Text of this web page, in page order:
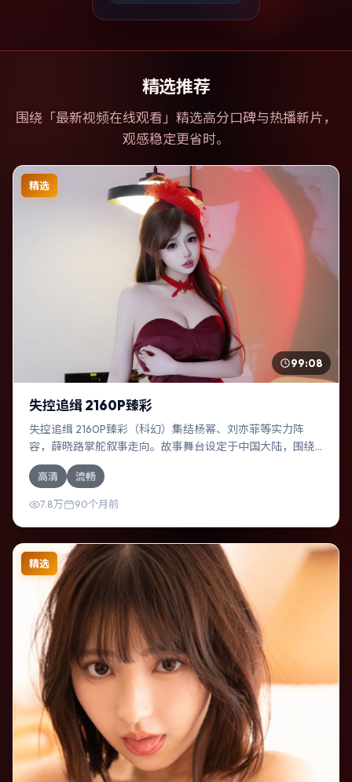
精选推荐
围绕「最新视频在线观看 」精选高分口碑与热播新片，
观感稳定更省时。
精选
99:08
失控追缉 2160P臻彩
失控追缉 2160P臻彩（科幻）集结杨幂、刘亦菲等实力阵
容，薛晓路掌舵叙事走向。故事舞台设定于中国大陆，围绕
一次意外选择展开连锁反应；配乐与色彩高度服务于主题，
结尾留白耐人寻味。
高清 流畅
7.8万 90个月前
精选